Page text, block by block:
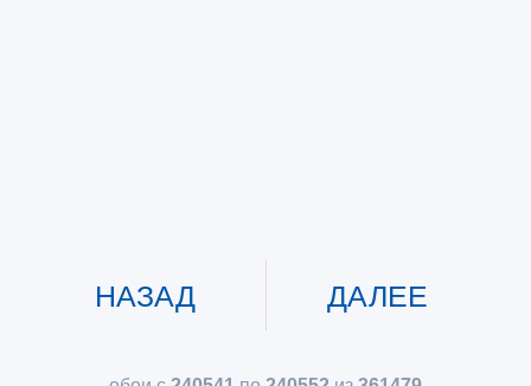
НАЗАД ДАЛЕЕ